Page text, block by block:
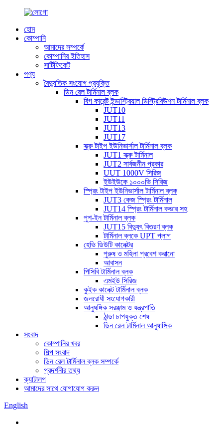
হোম
কোম্পানি
আমাদের সম্পর্কে
কোম্পানির ইতিহাস
সার্টিফিকেট
পণ্য
বৈদ্যুতিক সংযোগ প্রযুক্তি
ডিন রেল টার্মিনাল ব্লক
বিগ কারেন্ট ইন্ডাস্ট্রিয়াল ডিস্ট্রিবিউশন টার্মিনাল ব্লক
JUT10
JUT11
JUT13
JUT17
স্ক্রু টাইপ ইউনিভার্সাল টার্মিনাল ব্লক
JUT1 স্ক্রু টার্মিনাল
JUT2 সার্বজনীন প্রকার
UUT 1000V সিরিজ
ইউইউকে ১০০০ভি সিরিজ
স্প্রিং টাইপ ইউনিভার্সাল টার্মিনাল ব্লক
JUT3 কেজ স্প্রিং টার্মিনাল
JUT14 স্প্রিং টার্মিনাল কভার সহ
পুশ-ইন টার্মিনাল ব্লক
JUT15 বিদ্যুৎ বিতরণ ব্লক
টার্মিনাল ব্লকে UPT প্লাগ
হেভি ডিউটি ​​কানেক্টর
পুরুষ ও মহিলা প্রবেশ করানো
আবাসন
পিসিবি টার্মিনাল ব্লক
এমইউ সিরিজ
কুইক কানেক্ট টার্মিনাল ব্লক
জলরোধী সংযোগকারী
আনুষঙ্গিক সরঞ্জাম ও যন্ত্রপাতি
ঠান্ডা চাপযুক্ত শেষ
ডিন রেল টার্মিনাল আনুষাঙ্গিক
সংবাদ
কোম্পানির খবর
শিল্প সংবাদ
ডিন রেল টার্মিনাল ব্লক সম্পর্কে
প্রদর্শনীর তথ্য
ক্যাটালগ
আমাদের সাথে যোগাযোগ করুন
English